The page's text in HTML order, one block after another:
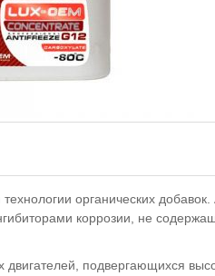
органических
коррозии, не
подвергающихся